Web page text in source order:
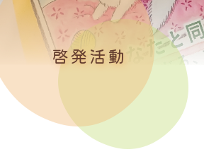
啓発活動